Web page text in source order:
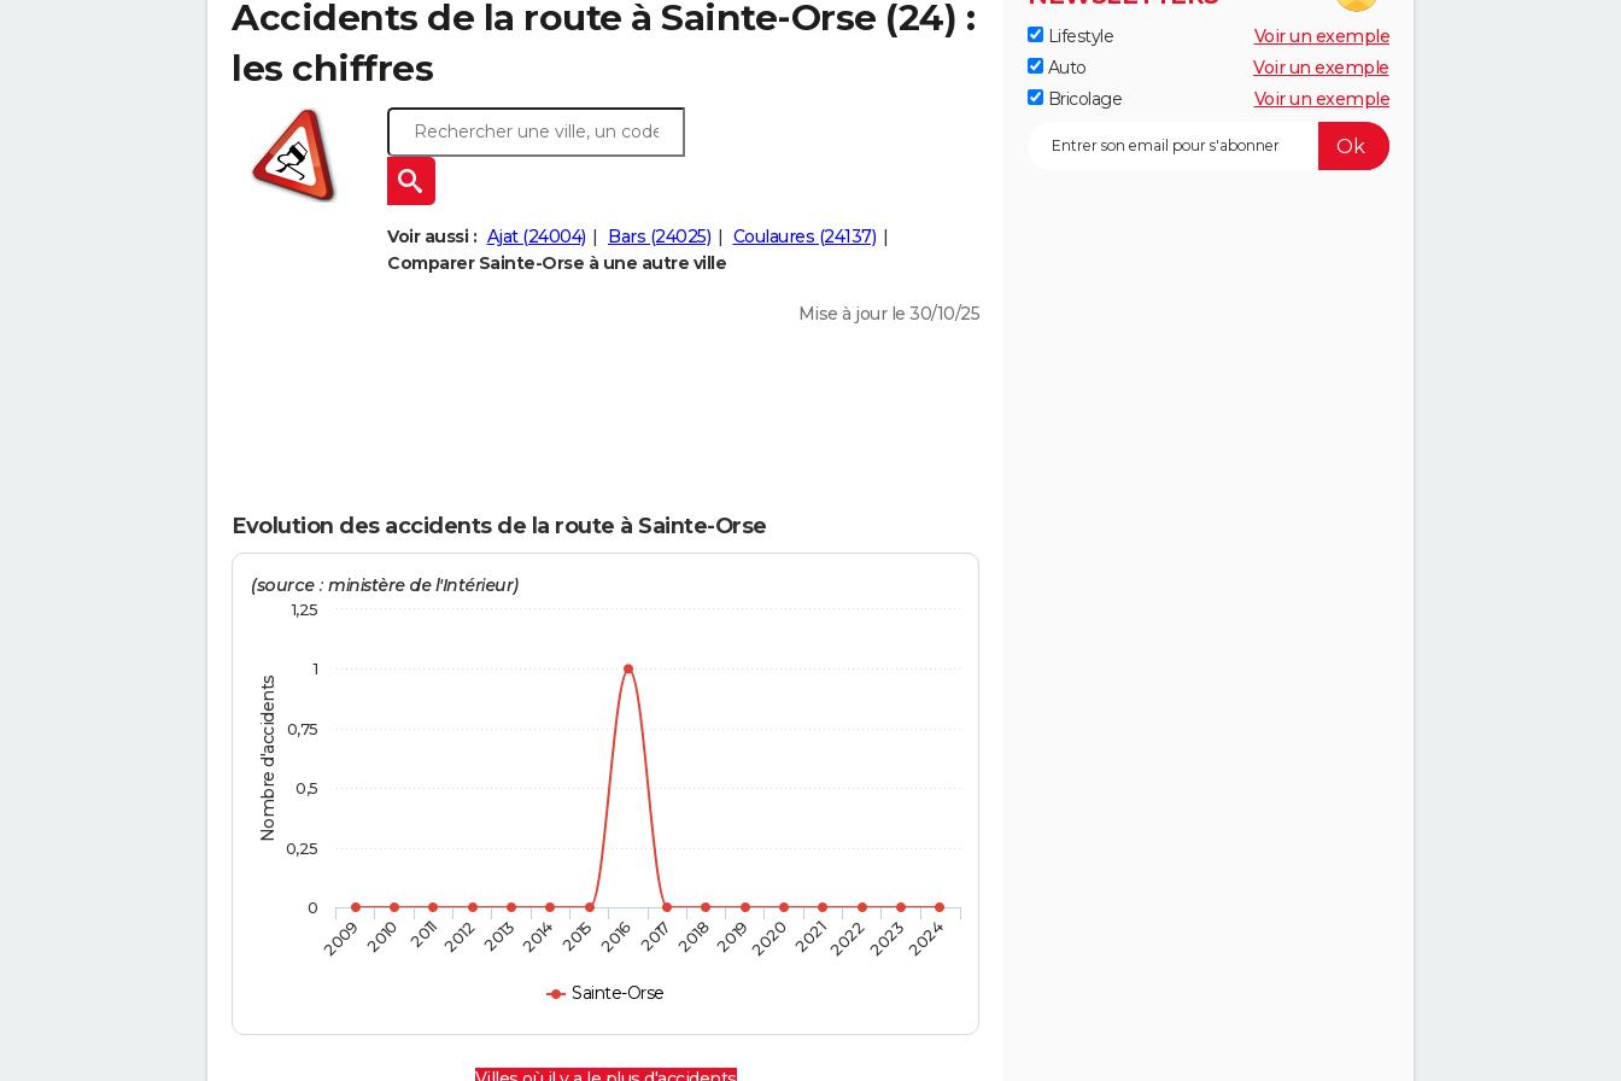
Accidents de la route à Sainte-Orse (24) :
les chiffres
Voir aussi : Ajat (24004) Bars (24025)
Coulaures (24137)
Comparer Sainte-Orse à une autre ville
Mise à jour le 30/10/25
Evolution des accidents de la route à Sainte-Orse
Nombre d'accidents
(source : ministère de l'Intérieur)
Sainte-Orse
2009 2010 20112012 2013 2014 2015 2016 2017 201820192020 2021202220232024
0
0,25
0,5
0,75
1
1,25
Lifestyle
Voir un exemple
Auto
Voir un exemple
Bricolage
Voir un exemple